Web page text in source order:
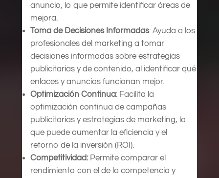
anuncio, lo que permite identificar áreas de
mejora.
Toma de Decisiones Informadas: Ayuda a los
profesionales del marketing a tomar
decisiones informadas sobre estrategias
publicitarias y de contenido, al identificar qué
enlaces y anuncios funcionan mejor.
Optimización Continua: Facilita la
optimización continua de campañas
publicitarias y estrategias de marketing, lo
que puede aumentar la eficiencia y el
retorno de la inversión (ROI).
Competitividad:Permite comparar el
rendimiento con el de la competencia y